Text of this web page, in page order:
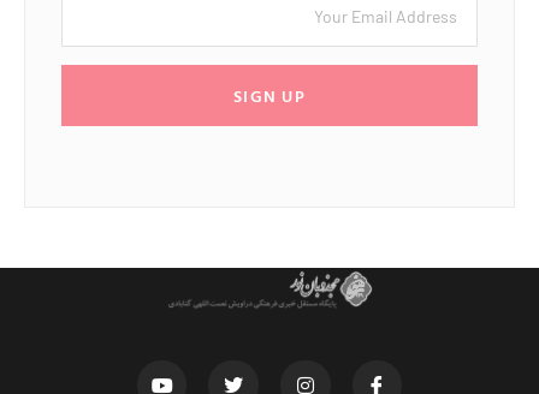
SIGN UP